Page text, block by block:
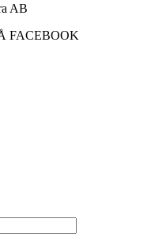
AB
FACEBOOK